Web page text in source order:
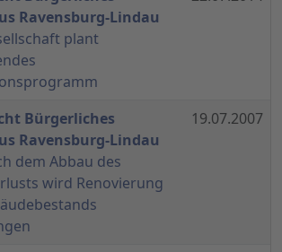
Ravensburg-Lindau
plant
Bürgerliches
Ravensburg-Lindau
dem Abbau des
wird Renovierung
19.07.2007